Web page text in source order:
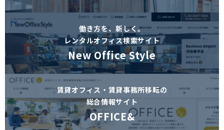
働き方を、新しく。
レンタルオフィス検索サイト
New Office Style
賃貸オフィス・賃貸事務所移転の
総合情報サイト
OFFICE&